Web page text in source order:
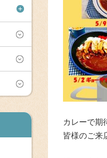
+
カレーで期
皆様のご来